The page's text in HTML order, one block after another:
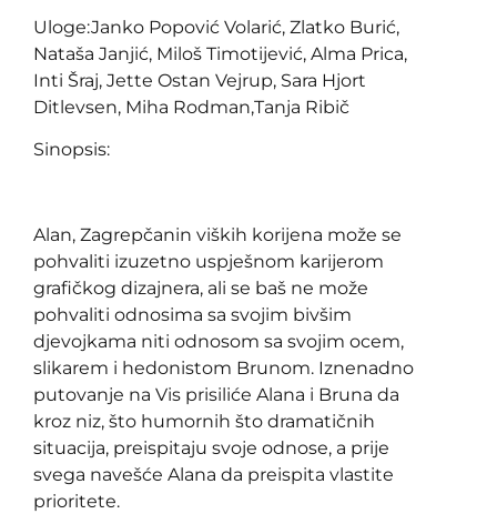
Uloge:Janko Popović Volarić, Zlatko Burić,
Nataša Janjić, Miloš Timotijević, Alma Prica,
Inti Šraj, Jette Ostan Vejrup, Sara Hjort
Ditlevsen, Miha Rodman,Tanja Ribič
Sinopsis:
Alan, Zagrepčanin viških korijena može se
pohvaliti izuzetno uspješnom karijerom
grafičkog dizajnera, ali se baš ne može
pohvaliti odnosima sa svojim bivšim
djevojkama niti odnosom sa svojim ocem,
slikarem i hedonistom Brunom. Iznenadno
putovanje na Vis prisiliće Alana i Bruna da
kroz niz, što humornih što dramatičnih
situacija, preispitaju svoje odnose, a prije
svega navešće Alana da preispita vlastite
prioritete.